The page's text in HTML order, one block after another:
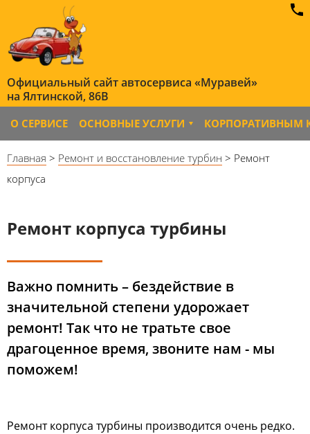
Официальный сайт автосервиса «Муравей»
на Ялтинской, 86B
О СЕРВИСЕ ОСНОВНЫЕ УСЛУГИ КОРПОРАТИВНЫМ
Главная > Ремонт и восстановление турбин > Ремонт
корпуса
Ремонт корпуса турбины
Важно помнить – бездействие в
значительной степени удорожает
ремонт! Так что не тратьте свое
драгоценное время, звоните нам - мы
поможем!
Ремонт корпуса турбины производится очень редко.